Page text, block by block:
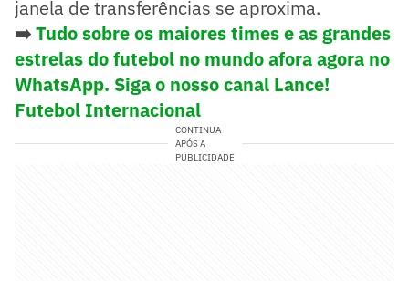
janela de transferências se aproxima.
➡️Tudo sobre os maiores times e as grandes
estrelas do futebol no mundo afora agora no
WhatsApp. Siga o nosso canal Lance!
Futebol Internacional
CONTINUA
APÓS A
PUBLICIDADE